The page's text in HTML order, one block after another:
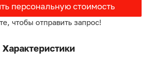
персональную стоимость
чтобы отправить запрос!
Характеристики